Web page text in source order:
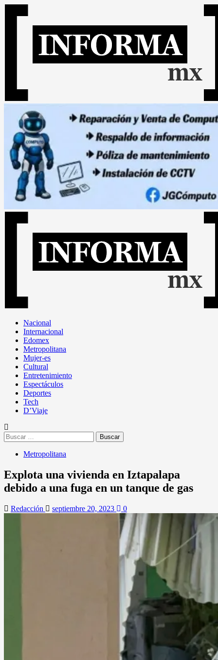
Nacional
Internacional
Edomex
Metropolitana
Mujer-es
Cultural
Entretenimiento
Espectáculos
Deportes
Tech
D’Viaje
Metropolitana
Explota una vivienda en Iztapalapa
debido a una fuga en un tanque de gas
Redacción septiembre 20, 2023 0